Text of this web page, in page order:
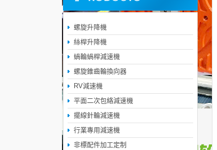
螺旋升降機
絲桿升降機
蝸輪蝸桿減速機
螺旋錐齒輪換向器
RV減速機
平面二次包絡減速機
擺線針輪減速機
行業專用減速機
非標配件加工定制